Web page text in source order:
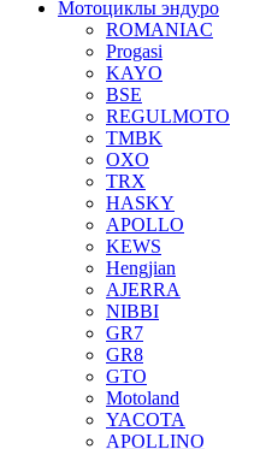
Мотоциклы эндуро
ROMANIAC
Progasi
KAYO
BSE
REGULMOTO
TMBK
OXO
TRX
HASKY
APOLLO
KEWS
Hengjian
AJERRA
NIBBI
GR7
GR8
GTO
Motoland
YACOTA
APOLLINO